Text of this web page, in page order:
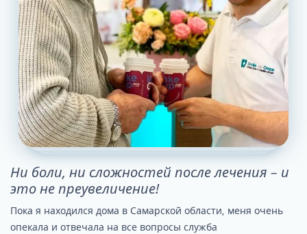
Ни боли, ни сложностей после лечения – и
это не преувеличение!
Пока я находился дома в Самарской области, меня очень
опекала и отвечала на все вопросы служба